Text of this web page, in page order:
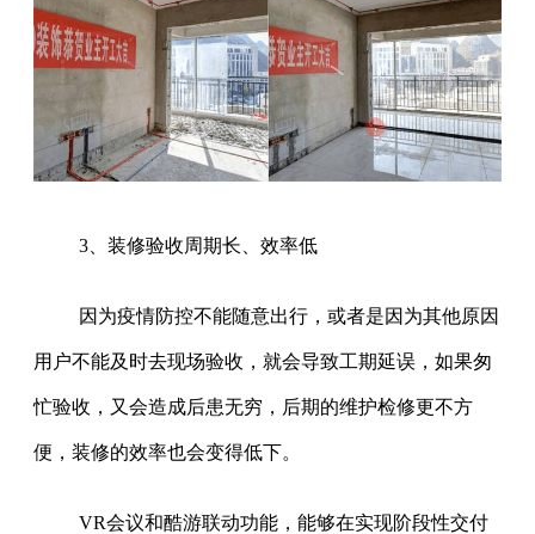
3、装修验收周期长、效率低
因为疫情防控不能随意出行，或者是因为其他原因
用户不能及时去现场验收，就会导致工期延误，如果匆
忙验收，又会造成后患无穷，后期的维护检修更不方
便，装修的效率也会变得低下。
VR会议和酷游联动功能，能够在实现阶段性交付